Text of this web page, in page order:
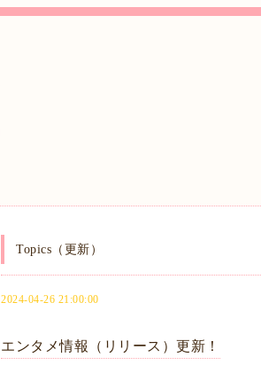
Topics（更新）
2024-04-26 21:00:00
エンタメ情報（リリース）更新！